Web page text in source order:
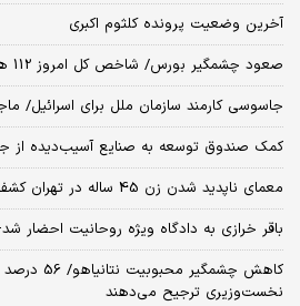
آخرین وضعیت پرونده کلثوم اکبری
صعود چشمگیر بورس/ شاخص کل امروز 112 هزار واحد رشد کرد
جاسوسی کارمند سازمان ملل برای اسرائیل/
کمک صندوق توسعه به صنایع آسیب‌دیده از
معمای ناپدید شدن زن 45 ساله در تهران کشف شد+ جزئیات
باقر خرازی به دادگاه ویژه روحانیت احضار
کاهش
نخست‌وزیری ترجیح می‌دهند